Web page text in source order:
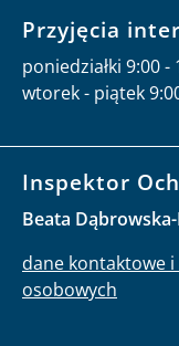
Przyjęcia
poniedziałki 9:00 -
wtorek - piątek
Inspektor
Beata
dane kontaktowe
osobowych